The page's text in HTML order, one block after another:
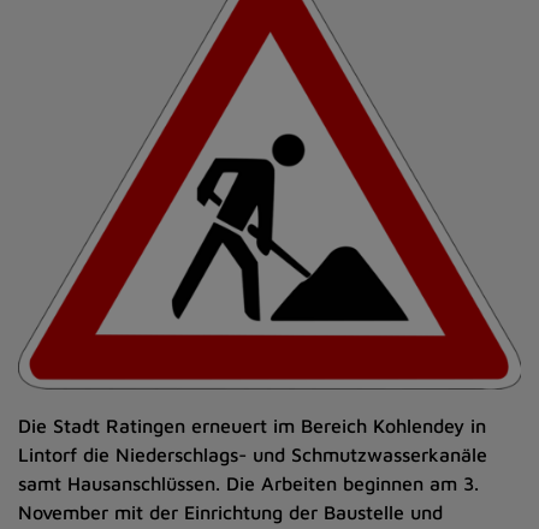
Die Stadt Ratingen erneuert im Bereich Kohlendey in
Lintorf die Niederschlags- und Schmutzwasserkanäle
samt Hausanschlüssen. Die Arbeiten beginnen am 3.
November mit der Einrichtung der Baustelle und